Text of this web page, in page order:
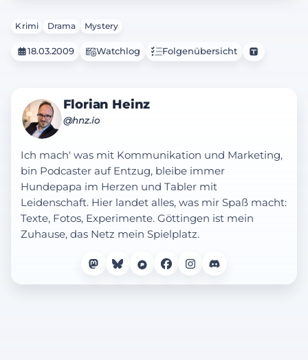
Krimi Drama Mystery
18.03.2009 Watchlog Folgenübersicht
Florian Heinz
@hnz.io
Ich mach' was mit Kommunikation und Marketing,
bin Podcaster auf Entzug, bleibe immer
Hundepapa im Herzen und Tabler mit
Leidenschaft. Hier landet alles, was mir Spaß macht:
Texte, Fotos, Experimente. Göttingen ist mein
Zuhause, das Netz mein Spielplatz.